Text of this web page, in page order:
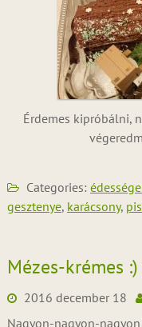
Érdemes kipróbálni,
Categories:
gesztenye, karácsony,
Mézes-krémes
2016 december 18
Nagyon-nagyon-